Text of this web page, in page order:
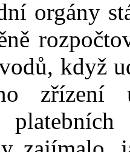
orgány
když
zřízení